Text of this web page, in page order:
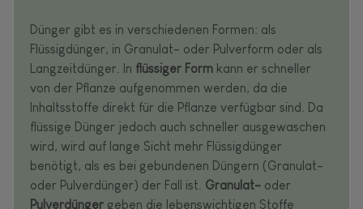
Dünger gibt es in verschiedenen Formen: als
Flüssigdünger, in Granulat- oder Pulverform oder als
Langzeitdünger. In flüssiger Form kann er schneller
von der Pflanze aufgenommen werden, da die
Inhaltsstoffe direkt für die Pflanze verfügbar sind. Da
flüssige Dünger jedoch auch schneller ausgewaschen
wird, wird auf lange Sicht mehr Flüssigdünger
benötigt, als es bei gebundenen Düngern (Granulat-
oder Pulverdünger) der Fall ist. Granulat- oder
Pulverdünger geben die lebenswichtigen Stoffe